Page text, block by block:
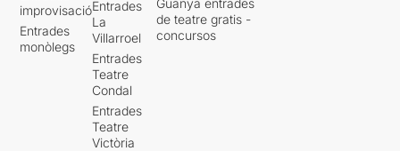
improvisació
Entrades
monòlegs
Entrades
La
Villarroel
Entrades
Teatre
Condal
Entrades
Teatre
Victòria
de teatre gratis -
concursos